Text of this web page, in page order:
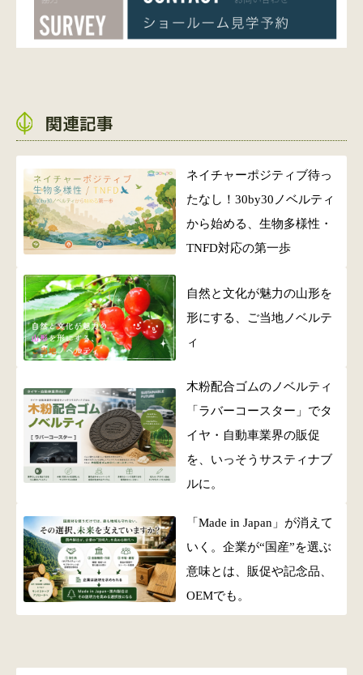
関連記事
ネイチャーポジティブ待っ
たなし！30by30ノベルティ
から始める、生物多様性・
TNFD対応の第一歩
自然と文化が魅力の山形を
形にする、ご当地ノベルテ
ィ
木粉配合ゴムのノベルティ
「ラバーコースター」でタ
イヤ・自動車業界の販促
を、いっそうサスティナブ
ルに。
「Made in Japan」が消えて
いく。企業が“国産”を選ぶ
意味とは、販促や記念品、
OEMでも。